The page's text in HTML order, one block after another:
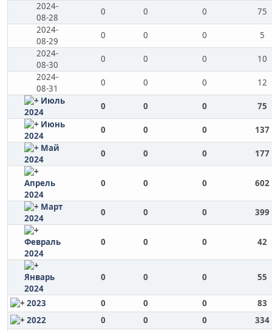
2024-
08-28
0 0 0
75
2024-
08-29
0 0 0
5
2024-
08-30
0 0 0
10
2024-
08-31
0 0 0
12
Июль
2024
0 0 0
75
Июнь
2024
0 0 0
137
Май
2024
0 0 0 177
Апрель
2024
0 0 0 602
Март
2024
0 0 0 399
Февраль
2024
0 0 0 42
Январь
2024
0 0 0 55
2023 0 0 0
83
2022
0 0 0
334